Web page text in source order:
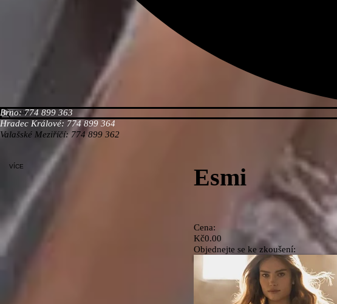
Brno: 774 899 363
Hradec Králové: 774 899 364
Valašské Meziříčí: 774 899 362
VÍCE Esmi
Cena:
Kč0.00
Objednejte se ke zkoušení: